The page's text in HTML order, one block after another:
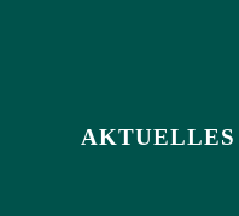
AKTUELLES